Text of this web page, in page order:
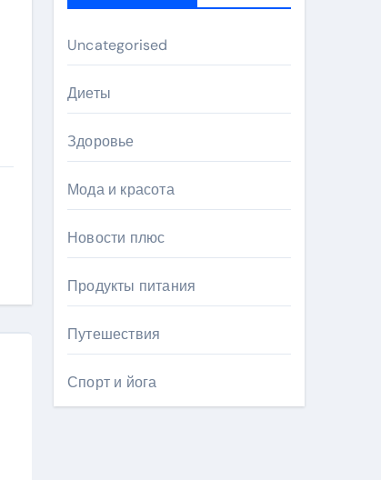
Uncategorised
Диеты
Здоровье
Мода и красота
Новости плюс
Продукты питания
Путешествия
Спорт и йога